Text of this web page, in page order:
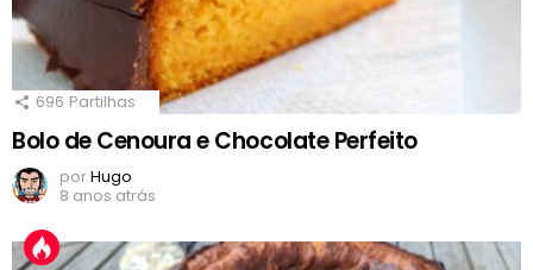
696 Partilhas
Bolo de Cenoura e Chocolate Perfeito
porHugo
8 anos atrás